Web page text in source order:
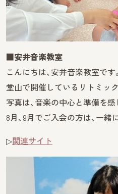
■安井音楽教室
こんにちは、安井音楽教室です。
堂山で開催しているリトミッ
写真は、音楽の中心と準備を
8月、9月でご入会の方は、一緒
▷関連サイト